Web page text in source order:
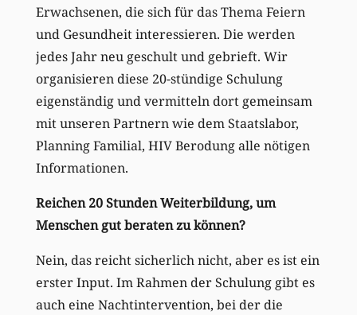
Erwachsenen, die sich für das Thema Feiern
und Gesundheit interessieren. Die werden
jedes Jahr neu geschult und gebrieft. Wir
organisieren diese 20-stündige Schulung
eigenständig und vermitteln dort gemeinsam
mit unseren Partnern wie dem Staatslabor,
Planning Familial, HIV Berodung alle nötigen
Informationen.
Reichen 20 Stunden Weiterbildung, um
Menschen gut beraten zu können?
Nein, das reicht sicherlich nicht, aber es ist ein
erster Input. Im Rahmen der Schulung gibt es
auch eine Nachtintervention, bei der die